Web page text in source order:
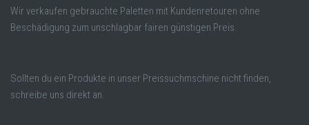
Wir verkaufen gebrauchte Paletten mit Kundenretouren ohne
Beschädigung zum unschlagbar fairen günstigen Preis.
Sollten du ein Produkte in unser Preissuchmschine nicht finden,
schreibe uns direkt an.